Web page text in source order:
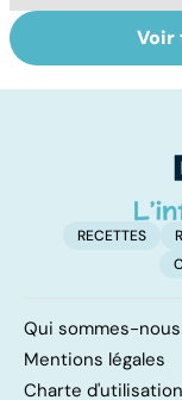
Tout savoir
les infections
Voir
RECETTES
Qui sommes-
Mentions légales
Charte d'utilisation